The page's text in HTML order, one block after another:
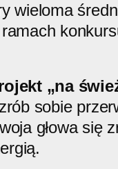
wieloma
„na
sobie
głowa się